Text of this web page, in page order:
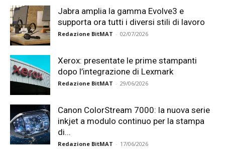
Jabra amplia la gamma Evolve3 e
supporta ora tutti i diversi stili di lavoro
Redazione BitMAT - 02/07/2026
Xerox: presentate le prime stampanti
dopo l’integrazione di Lexmark
Redazione BitMAT - 29/06/2026
Canon ColorStream 7000: la nuova serie
inkjet a modulo continuo per la stampa
di...
Redazione BitMAT - 17/06/2026